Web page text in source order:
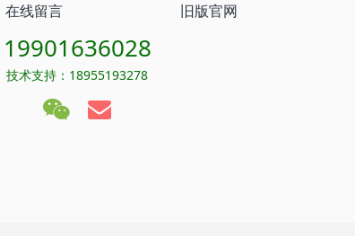
在线留言 旧版官网
19901636028
技术支持：18955193278